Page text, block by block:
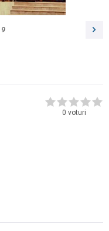
9
0 voturi